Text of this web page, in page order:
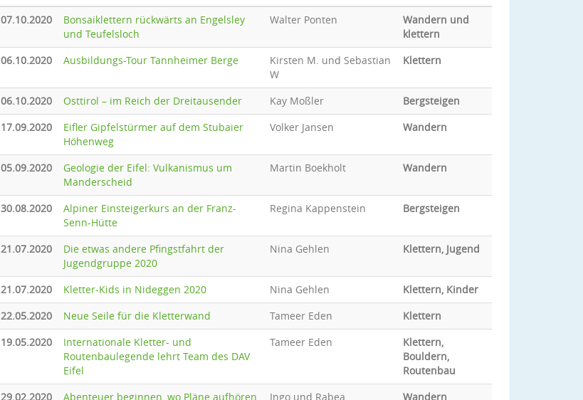
07.10.2020
Bonsaiklettern rückwärts an Engelsley
und Teufelsloch
Walter Ponten
Wandern und
klettern
06.10.2020
Ausbildungs-Tour Tannheimer Berge
Kirsten M. und Sebastian
W
Klettern
06.10.2020 Osttirol – im Reich der Dreitausender Kay Moßler
Bergsteigen
17.09.2020
Eifler Gipfelstürmer auf dem Stubaier
Höhenweg
Volker Jansen Wandern
05.09.2020
Geologie der Eifel: Vulkanismus um
Manderscheid
Martin Boekholt Wandern
30.08.2020
Alpiner Einsteigerkurs an der Franz-
Senn-Hütte
Regina Kappenstein Bergsteigen
21.07.2020
Die etwas andere Pfingstfahrt der
Jugendgruppe 2020
Nina Gehlen Klettern, Jugend
21.07.2020 Kletter-Kids in Nideggen 2020 Nina Gehlen
Klettern, Kinder
22.05.2020
Neue Seile für die Kletterwand Tameer Eden
Klettern
19.05.2020
Internationale Kletter- und
Routenbaulegende lehrt Team des DAV
Eifel
Tameer Eden
Klettern,
Bouldern,
Routenbau
29.02.2020
Abenteuer beginnen, wo Pläne aufhören
Ingo und Rabea Wandern